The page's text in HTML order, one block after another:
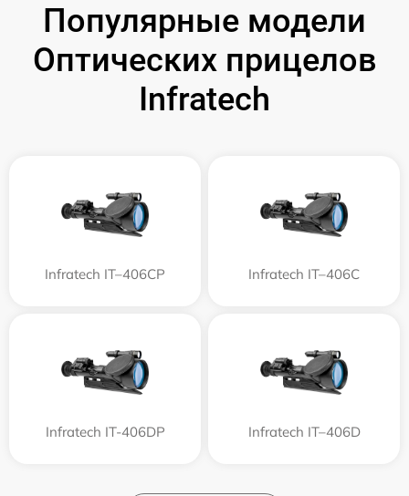
Популярные модели
Оптических прицелов
Infratech
Infratech IT–406СP Infratech IT–406С
Infratech IT-406DP Infratech IT–406D